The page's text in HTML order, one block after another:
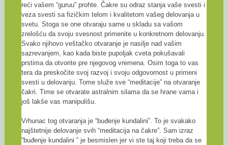
reći vašem “guruu” prohte. Čakre su odraz stanja vaše svesti i
veza svesti sa fizičkim telom i kvalitetom vašeg delovanja u
svetu. Stoga se one otvaraju same u skladu sa vašom
zrelošću da svoju svesnost primenite u konkretnom delovanju.
Svako njihovo veštačko otvaranje je nasilje nad vašim
sazrevanjem, kao kada biste pupoljak cveta pokušavali
prstima da otvorite pre njegovog vremena. Osim toga to vas
tera da preskočite svoj razvoj i svoju odgovornost u primeni
svesti u delovanju. Tome služe sve “meditacije” na otvaranje
čakri. Time se otvarate astralnim silama da se hrane vama i
još lakše vas manipulišu.
Vrhunac tog otvaranja je “buđenje kundalini”. To je svakako
najštetnije delovanje svih “meditacija na čakre”. Sam izraz
“buđenje kundalini ” je besmislen jer vi ste taj koji treba da se